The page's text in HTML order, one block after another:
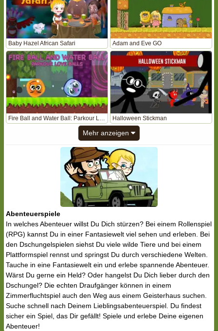
Baby Hazel African Safari Adam and Eve GO
Fire Ball and Water Ball: Parkour Love Balls Halloween Stickman
Mehr anzeigen
Abenteuerspiele
In welches Abenteuer willst Du Dich stürzen? Bei einem Rollenspiel
(RPG) kannst Du in einer Fantasiewelt viel sehen und erleben. Bei
den Dschungelspielen siehst Du viele wilde Tiere und bei einem
Plattformspiel rennst und springst Du durch verschiedene Welten.
Tauche in eine Fantasiewelt ein und erlebe spannende Abenteuer.
Wärst Du gerne ein Held? Oder hangelst Du Dich lieber durch den
Dschungel? Die echten Draufgänger können in einem
Zimmerfluchtspiel auch den Weg aus einem Geisterhaus suchen.
Suche schnell nach Deinem Lieblingsabenteuerspiel. Du findest
sicher ein Spiel, das Dir gefällt! Spiele und erlebe Deine eigenen
Abenteuer!